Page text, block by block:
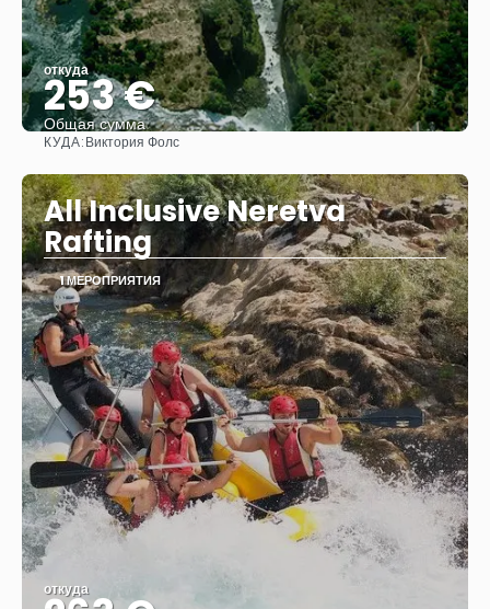
откуда
253 €
Общая сумма
КУДА:Виктория Фолс
All Inclusive Neretva
Rafting
1 МЕРОПРИЯТИЯ
откуда